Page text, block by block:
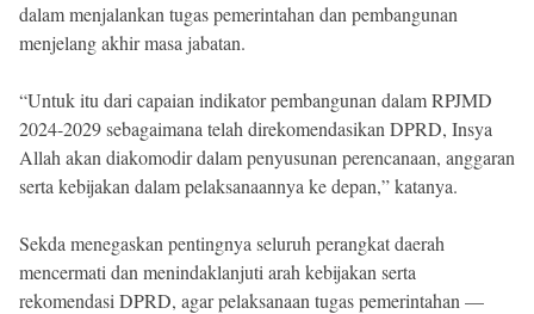
dalam menjalankan tugas pemerintahan dan pembangunan
menjelang akhir masa jabatan.
“Untuk itu dari capaian indikator pembangunan dalam RPJMD
2024-2029 sebagaimana telah direkomendasikan DPRD, Insya
Allah akan diakomodir dalam penyusunan perencanaan, anggaran
serta kebijakan dalam pelaksanaannya ke depan,” katanya.
Sekda menegaskan pentingnya seluruh perangkat daerah
mencermati dan menindaklanjuti arah kebijakan serta
rekomendasi DPRD, agar pelaksanaan tugas pemerintahan —